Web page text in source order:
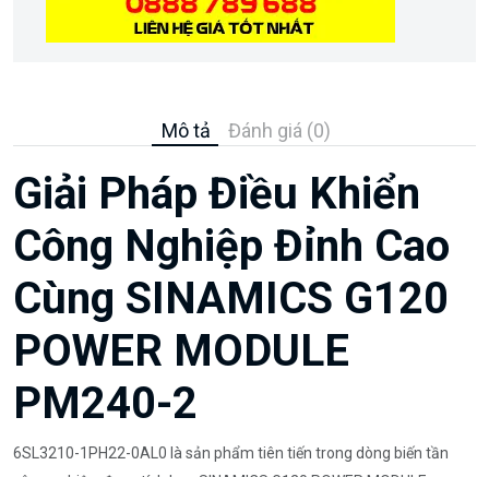
Mô tả Đánh giá (0)
Giải Pháp Điều Khiển
Công Nghiệp Đỉnh Cao
Cùng SINAMICS G120
POWER MODULE
PM240-2
6SL3210-1PH22-0AL0 là sản phẩm tiên tiến trong dòng biến tần